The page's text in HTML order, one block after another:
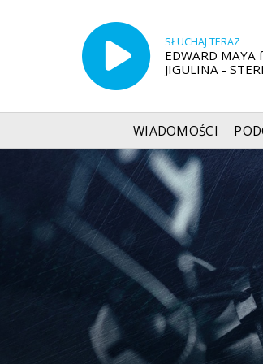
SŁUCHAJ TERAZ
EDWARD MAYA
JIGULINA -
WIADOMOŚCI